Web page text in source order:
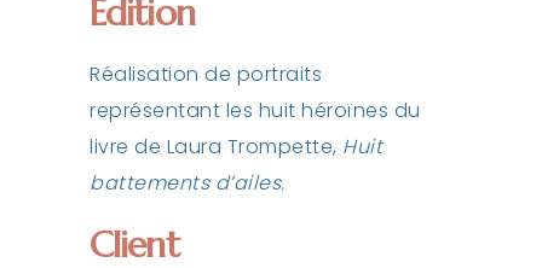
Edition
Réalisation de portraits
représentant les huit héroïnes du
livre de Laura Trompette, Huit
battements d’ailes.
Client